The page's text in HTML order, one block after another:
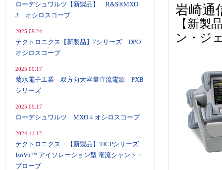
ローデシュワルツ【新製品】 R&S®MXO
3 オシロスコープ
2025.09.24
テクトロニクス【新製品】7シリーズ DPO
オシロスコープ
2025.09.17
菊水電子工業 双方向大容量直流電源 PXB
シリーズ
2025.09.17
ローデシュワルツ MXO 4 オシロスコープ
2024.11.12
テクトロニクス 【新製品】TICPシリーズ
IsoVu™ アイソレーション型 電流シャント・
プローブ
岩崎通
【新製
ン・ジ